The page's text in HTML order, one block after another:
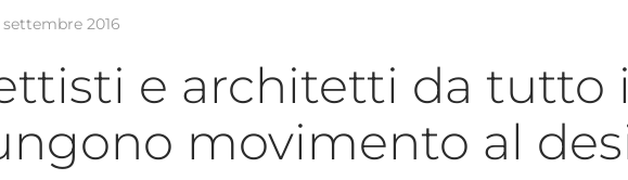
settembre 2016
e architetti da tutto
movimento al